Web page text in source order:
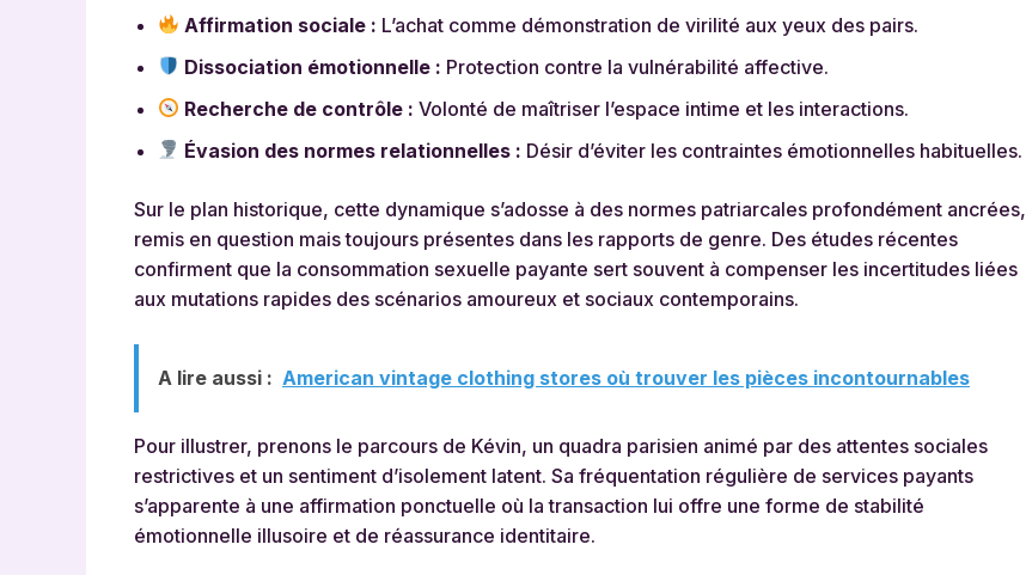
Affirmation sociale : L’achat comme démonstration de virilité aux yeux des pairs.
Dissociation émotionnelle : Protection contre la vulnérabilité affective.
Recherche de contrôle : Volonté de maîtriser l’espace intime et les interactions.
Évasion des normes relationnelles : Désir d’éviter les contraintes émotionnelles habituelles.
Sur le plan historique, cette dynamique s’adosse à des normes patriarcales profondément ancrées,
remis en question mais toujours présentes dans les rapports de genre. Des études récentes
confirment que la consommation sexuelle payante sert souvent à compenser les incertitudes liées
aux mutations rapides des scénarios amoureux et sociaux contemporains.
A lire aussi : American vintage clothing stores où trouver les pièces incontournables
Pour illustrer, prenons le parcours de Kévin, un quadra parisien animé par des attentes sociales
restrictives et un sentiment d’isolement latent. Sa fréquentation régulière de services payants
s’apparente à une affirmation ponctuelle où la transaction lui offre une forme de stabilité
émotionnelle illusoire et de réassurance identitaire.